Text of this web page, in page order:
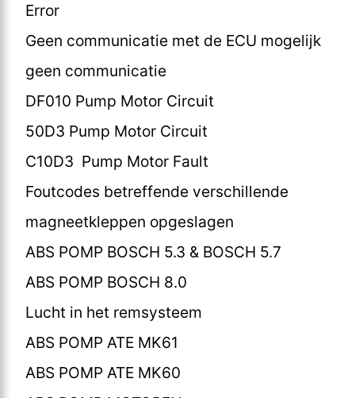
Error
Geen communicatie met de ECU mogelijk
geen communicatie
DF010 Pump Motor Circuit
50D3 Pump Motor Circuit
C10D3 Pump Motor Fault
Foutcodes betreffende verschillende
magneetkleppen opgeslagen
ABS POMP BOSCH 5.3 & BOSCH 5.7
ABS POMP BOSCH 8.0
Lucht in het remsysteem
ABS POMP ATE MK61
ABS POMP ATE MK60